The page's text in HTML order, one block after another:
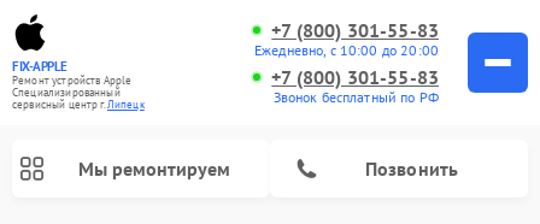
FIX-APPLE
Ремонт устройств Apple
Специализированный
cервисный центр г.Липецк
+7 (800) 301-55-83
Ежедневно, с 10:00 до 20:00
+7 (800) 301-55-83
Звонок бесплатный по РФ
Мы ремонтируем Позвонить